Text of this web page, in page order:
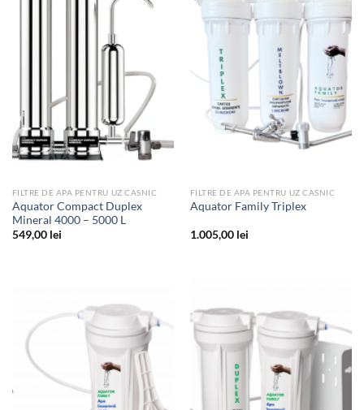
FILTRE DE APA PENTRU UZ CASNIC
Aquator Compact Duplex
Mineral 4000 – 5000 L
549,00 lei
FILTRE DE APA PENTRU UZ CASNIC
Aquator Family Triplex
1.005,00 lei